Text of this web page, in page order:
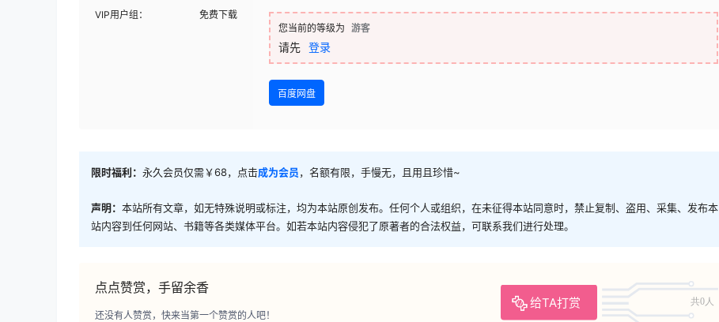
VIP用户组： 免费下载
您当前的等级为 游客
请先 登录
百度网盘
限时福利： 永久会员仅需￥68，点击成为会员，名额有限，手慢无，且用且珍惜~
声明： 本站所有文章，如无特殊说明或标注，均为本站原创发布。任何个人或组织，在未征得本站同意时，禁止复制、盗用、采集、发布本
站内容到任何网站、书籍等各类媒体平台。如若本站内容侵犯了原著者的合法权益，可联系我们进行处理。
点点赞赏，手留余香
给TA打赏 共0人
还没有人赞赏，快来当第一个赞赏的人吧！